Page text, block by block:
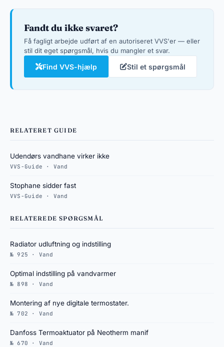
Fandt du ikke svaret?
Få fagligt arbejde udført af en autoriseret VVS'er — eller
stil dit eget spørgsmål, hvis du mangler et svar.
Find VVS-hjælp Stil et spørgsmål
RELATERET GUIDE
Udendørs vandhane virker ikke
VVS-Guide · Vand
Stophane sidder fast
VVS-Guide · Vand
RELATEREDE SPØRGSMÅL
Radiator udluftning og indstilling
№ 925 · Vand
Optimal indstilling på vandvarmer
№ 898 · Vand
Montering af nye digitale termostater.
№ 702 · Vand
Danfoss Termoaktuator på Neotherm manif
№ 670 · Vand